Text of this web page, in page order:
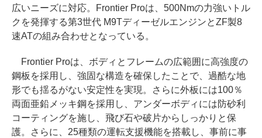
広いニーズに対応。Frontier Proは、500Nmの力強いトル
クを発揮する第3世代 M9TディーゼルエンジンとZF製8
速ATの組み合わせとなっている。
Frontier Proは、ボディとフレームの広範囲に高強度の
鋼板を採用し、強固な構造を確保したことで、過酷な地
形でも揺るがない安定性を実現。さらに外板には100％
両面亜鉛メッキ鋼を採用し、アンダーボディには防砂利
コーティングを施し、飛び石や破片からしっかりと保
護。さらに、25種類の運転支援機能を搭載し、事前に事